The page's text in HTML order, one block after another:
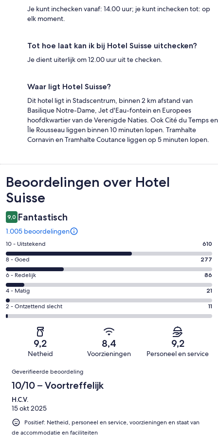
Je kunt inchecken vanaf: 14.00 uur; je kunt inchecken tot: op
elk moment.
Tot hoe laat kan ik bij Hotel Suisse uitchecken?
Je dient uiterlijk om 12.00 uur uit te checken.
Waar ligt Hotel Suisse?
Dit hotel ligt in Stadscentrum, binnen 2 km afstand van
Basilique Notre-Dame, Jet d'Eau-fontein en Europees
hoofdkwartier van de Verenigde Naties. Ook Cité du Temps en
Île Rousseau liggen binnen 10 minuten lopen. Tramhalte
Cornavin en Tramhalte Coutance liggen op 5 minuten lopen.
Beoordelingen
Beoordelingen over Hotel
Suisse
9,0 Fantastisch
1.005 beoordelingen
Gastenscore:
10
-
Uitstekend.
610
van
1005
beoordelingen
10 - Uitstekend 610
Gastenscore:
8
-
Goed.
277
van
1005
beoordelingen
8 - Goed 277
Gastenscore:
6
-
Redelijk.
86
beoordelingen
6 - Redelijk 86
Gastenscore:
4
-
4 - Matig 21
Gastenscore:
2
Ontzettend
van
beoordelingen
2 - Ontzettend slecht 11
9,2
Netheid
8,4
Voorzieningen
9,2
Personeel en service
Beoordelingen
Geverifieerde beoordeling
10/10 – Voortreffelijk
H.C.V.
15 okt 2025
Positief: Netheid, personeel en service, voorzieningen en staat van
de accommodatie en faciliteiten